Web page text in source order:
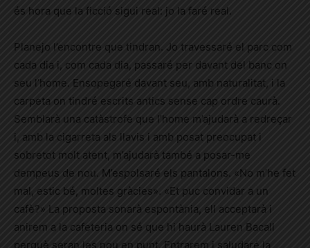
és hora que la ficció sigui real: jo la faré real.
Planejo l’encontre que tindran. Jo travessaré el parc com
cada dia i, com cada dia, passaré per davant del banc on
seu l’home. Ensopegaré davant seu, amb naturalitat, i la
carpeta on tindré escrits antics sense cap ordre caurà.
Semblarà una catàstrofe que l’home m’ajudarà a redreçar
i, amb la cigarreta als llavis i amb posat preocupat i
sobretot molt atent, m’ajudarà també a posar-me
dempeus de nou. M’espolsaré els pantalons. «No m’he fet
mal, estic bé, moltes gràcies». «Et puc convidar a un
cafè?» La proposta sonarà espontània, ell acceptarà i
anirem a la cafeteria on sé que hi haurà Lauren Bacall
perquè seran les nou en punt. Entrarem i saludaré la